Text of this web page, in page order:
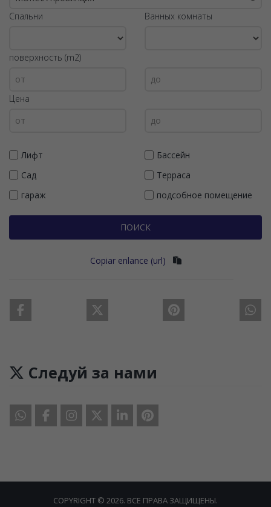
Спальни
Ванных комнаты
поверхность (m2)
Цена
Лифт
Бассейн
Сад
Терраса
гараж
подсобное помещение
ПОИСК
Copiar enlance (url)
Следуй за нами
COPYRIGHT © 2026. ВСЕ ПРАВА ЗАЩИЩЕНЫ.